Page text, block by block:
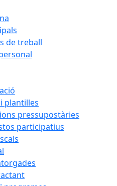
de treball
plantilles
pressupostàries
participatius